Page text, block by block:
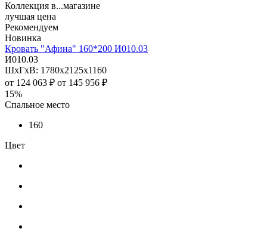
Коллекция в...магазине
лучшая цена
Рекомендуем
Новинка
Кровать "Афина" 160*200 И010.03
И010.03
ШхГхВ: 1780х2125х1160
от 124 063 ₽ от 145 956 ₽
15%
Спальное место
160
Цвет